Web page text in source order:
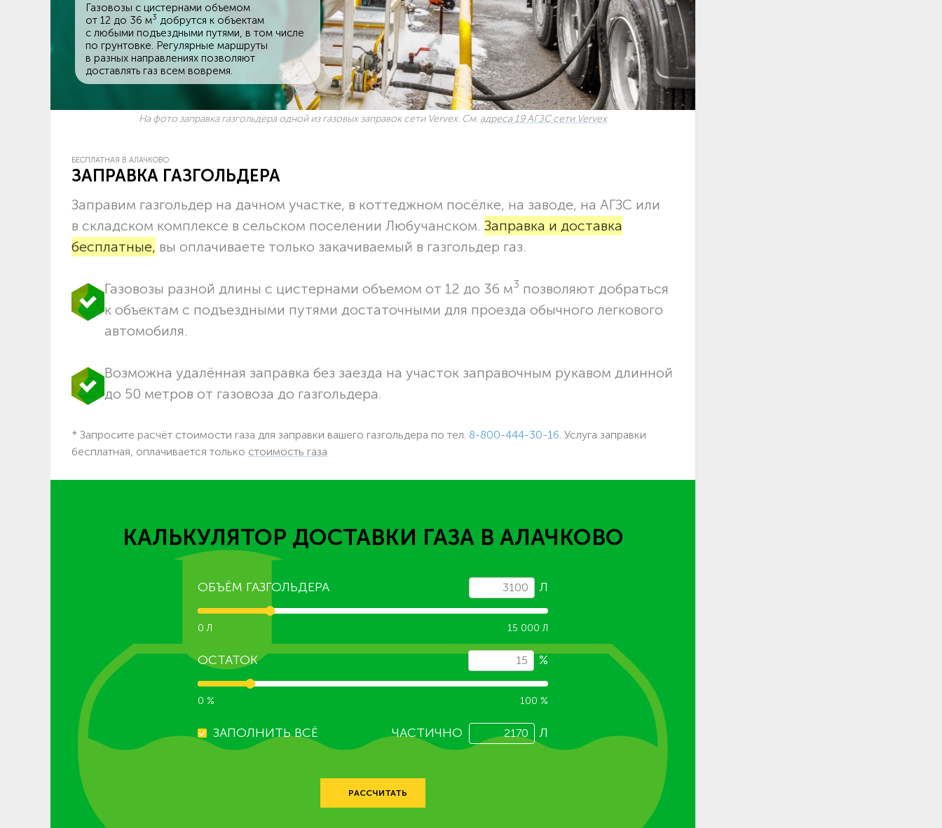
Газовозы с цистернами объемом
от 12 до 36 м3 добрутся к объектам
c любыми подъездными путями, в том числе
по грунтовке. Регулярные маршруты
в разных направлениях позволяют
доставлять газ всем вовремя.
На фото заправка газгольдера одной из газовых заправок сети Vervex. См. адреса 19 АГЗС сети Vervex
БЕСПЛАТНАЯ В АЛАЧКОВО
ЗАПРАВКА ГАЗГОЛЬДЕРА
Заправим газгольдер на дачном участке, в коттеджном посёлке, на заводе, на АГЗС или
в складском комплексе в сельском поселении Любучанском. Заправка и доставка
бесплатные, вы оплачиваете только закачиваемый в газгольдер газ.
Газовозы разной длины с цистернами объемом от 12 до 36 м3 позволяют добраться
к объектам c подъездными путями достаточными для проезда обычного легкового
автомобиля.
Возможна удалённая заправка без заезда на участок заправочным рукавом длинной
до 50 метров от газовоза до газгольдера.
* Запросите расчёт стоимости газа для заправки вашего газгольдера по тел. 8-800-444-30-16 . Услуга заправки
бесплатная, оплачивается только стоимость газа
КАЛЬКУЛЯТОР ДОСТАВКИ ГАЗА В АЛАЧКОВО
ОБЪЁМ ГАЗГОЛЬДЕРА Л
0 Л 15 000 Л
ОСТАТОК %
0 % 100 %
ЗАПОЛНИТЬ ВСЁ ЧАСТИЧНО Л
РАССЧИТАТЬ